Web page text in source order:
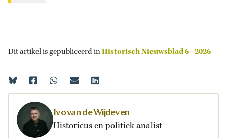
Dit artikel is gepubliceerd inHistorisch Nieuwsblad 6 - 2026
Ivo van de Wijdeven
Historicus en politiek analist